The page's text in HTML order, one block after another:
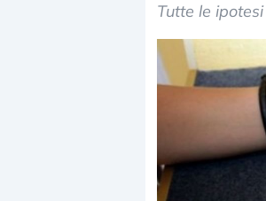
Tutte le